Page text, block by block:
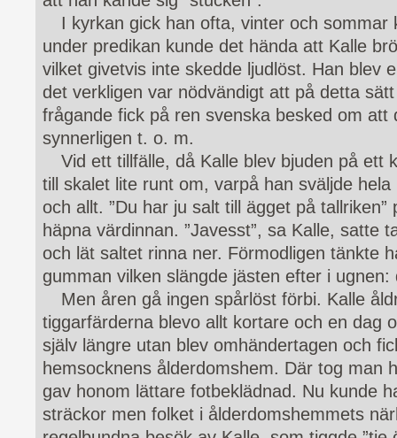
I kyrkan gick han ofta, vinter och sommar
under predikan kunde det hända att Kalle
vilket givetvis inte skedde ljudlöst. Han blev
det verkligen var nödvändigt att på detta
frågande fick på ren svenska besked om att
synnerligen t. o. m.
Vid ett tillfälle, då Kalle blev bjuden på ett
till skalet lite runt om, varpå han sväljde
och allt. ”Du har ju salt till ägget på tallriken”
häpna värdinnan. ”Javesst”, sa Kalle, satte
och lät saltet rinna ner. Förmodligen tänkte
gumman vilken slängde jästen efter i
Men åren gå ingen spårlöst förbi. Kalle
tiggarfärderna blevo allt kortare och en dag
själv längre utan blev omhändertagen och
hemsocknens ålderdomshem. Där tog man
gav honom lättare fotbeklädnad. Nu kunde
sträckor men folket i ålderdomshemmets